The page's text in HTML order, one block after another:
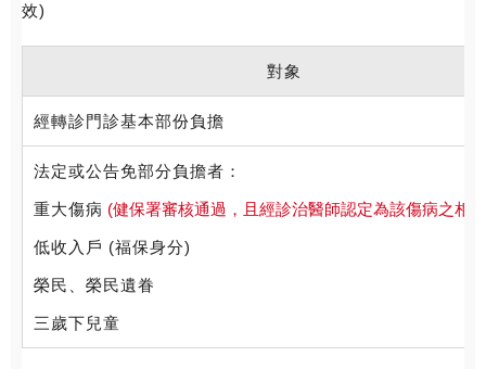
效)
對象
經轉診門診基本部份負擔
法定或公告免部分負擔者：
重大傷病 (健保署審核通過，且經診治醫師認定為該傷病之相
低收入戶 (福保身分)
榮民、榮民遺眷
三歲下兒童